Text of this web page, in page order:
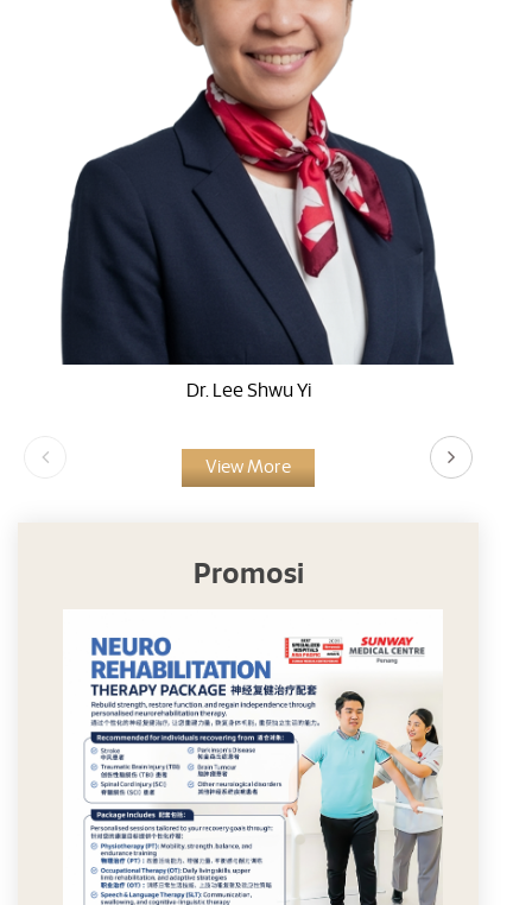
Dr. Lee Shwu Yi
View More
Promosi